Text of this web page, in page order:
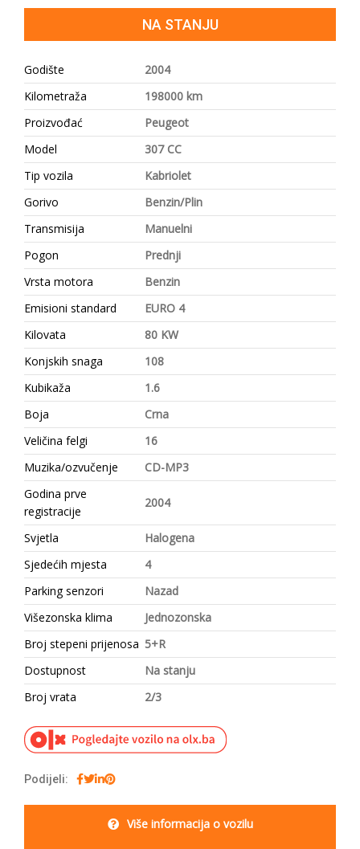
NA STANJU
Godište
2004
Kilometraža
198000 km
Proizvođać
Peugeot
Model
307 CC
Tip vozila
Kabriolet
Gorivo
Benzin/Plin
Transmisija
Manuelni
Pogon
Prednji
Vrsta motora
Benzin
Emisioni standard
EURO 4
Kilovata
80 KW
Konjskih snaga
108
Kubikaža
1.6
Boja
Crna
Veličina felgi
16
Muzika/ozvučenje
CD-MP3
Godina prve
registracije
2004
Svjetla
Halogena
Sjedećih mjesta
4
Parking senzori
Nazad
Višezonska klima
Jednozonska
Broj stepeni prijenosa 5+R
Dostupnost
Na stanju
Broj vrata
2/3
Podijeli:
Više informacija o vozilu